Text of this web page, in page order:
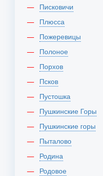
Писковичи
Плюсса
Пожеревицы
Полоное
Порхов
Псков
Пустошка
Пушкинские Горы
Пушкинские горы
Пыталово
Родина
Родовое